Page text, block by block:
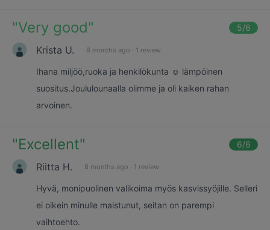
"Very good" 5/6
Krista U. 8 months ago · 1 review
Ihana miljöö,ruoka ja henkilökunta ☺️ lämpöinen
suositus.Joululounaalla olimme ja oli kaiken rahan
arvoinen.
"Excellent" 6/6
Riitta H. 8 months ago · 1 review
Hyvä, monipuolinen valikoima myös kasvissyöjille. Selleri
ei oikein minulle maistunut, seitan on parempi
vaihtoehto.